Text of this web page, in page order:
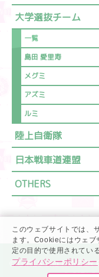
このウェブサイトでは、
ます。Cookieにはウェブ
定の目的で使用されてい
プライバシーポリシー
大学選抜チーム
一覧
島田 愛里寿
メグミ
アズミ
ルミ
陸上自衛隊
日本戦車道連盟
OTHERS
© GIRLS und PANZER